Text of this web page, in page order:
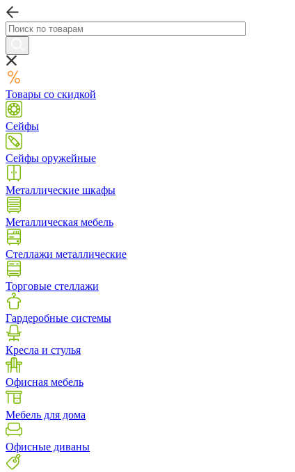
Товары со скидкой
Сейфы
Сейфы оружейные
Металлические шкафы
Металлическая мебель
Стеллажи металлические
Торговые стеллажи
Гардеробные системы
Кресла и стулья
Офисная мебель
Мебель для дома
Офисные диваны